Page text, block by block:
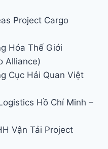
Project Cargo
Hóa Thế Giới
Alliance)
Cục Hải Quan Việt
Hồ Chí Minh –
Vận Tải Project